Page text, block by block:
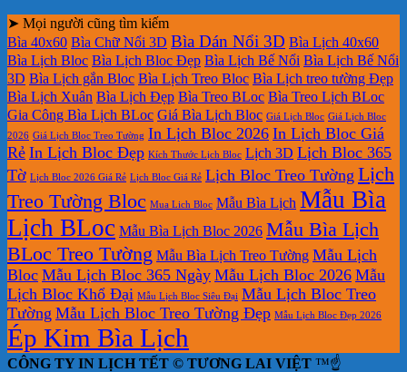
➤ Mọi người cũng tìm kiếm
Bìa 40x60 Bìa Chữ Nổi 3D Bìa Dán Nổi 3D Bìa Lịch 40x60
Bìa Lịch Bloc Bìa Lịch Bloc Đẹp Bìa Lịch Bế Nổi Bìa Lịch Bế Nổi
3D Bìa Lịch gắn Bloc Bìa Lịch Treo Bloc Bìa Lịch treo tường Đẹp
Bìa Lịch Xuân Bìa Lịch Đẹp Bìa Treo BLoc Bìa Treo Lịch BLoc
Gia Công Bìa Lịch BLoc Giá Bìa Lịch Bloc Giá Lịch Bloc Giá Lịch Bloc
2026 Giá Lịch Bloc Treo Tường In Lịch Bloc 2026 In Lịch Bloc Giá
Rẻ In Lịch Bloc Đẹp Kích Thước Lịch Bloc Lịch 3D Lịch Bloc 365
Tờ Lịch Bloc 2026 Giá Rẻ Lịch Bloc Giá Rẻ Lịch Bloc Treo Tường Lịch
Treo Tường Bloc Mua Lich Bloc Mẫu Bìa Lịch Mẫu Bìa
Lịch BLoc Mẫu Bìa Lịch Bloc 2026 Mẫu Bìa Lịch
BLoc Treo Tường Mẫu Bìa Lịch Treo Tường Mẫu Lịch
Bloc Mẫu Lịch Bloc 365 Ngày Mẫu Lịch Bloc 2026 Mẫu
Lịch Bloc Khổ Đại Mẫu Lịch Bloc Siêu Đại Mẫu Lịch Bloc Treo
Tường Mẫu Lịch Bloc Treo Tường Đẹp Mẫu Lịch Bloc Đẹp 2026
Ép Kim Bìa Lịch
CÔNG TY IN LỊCH TẾT © TƯƠNG LAI VIỆT ™☝️